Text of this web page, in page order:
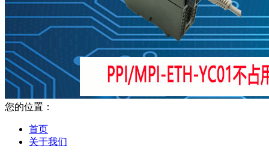
您的位置：
首页
关于我们